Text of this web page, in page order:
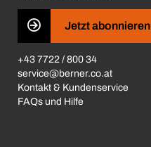
Presse
Business ConductJetzt abonnieren
+43 7722 / 800 34
service@berner.co.at
Kontakt & Kundenservice
FAQs und Hilfe